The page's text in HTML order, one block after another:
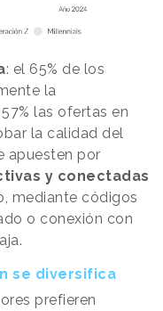
: el 65% de los
la
las ofertas en
la calidad del
apuesten por
y conectadas
mediante códigos
o conexión con
se diversifica
prefieren